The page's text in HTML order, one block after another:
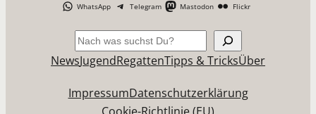
WhatsApp Telegram Mastodon Flickr
Suchen
NewsJugendRegattenTipps & TricksÜber
ImpressumDatenschutzerklärung
Cookie-Richtlinie (EU)